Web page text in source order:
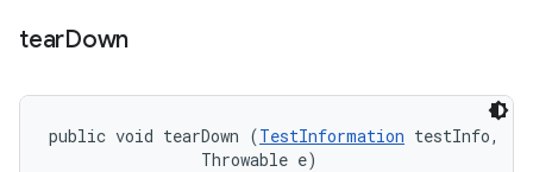
tearDown
public void tearDown (TestInformation testInfo,
                Throwable e)